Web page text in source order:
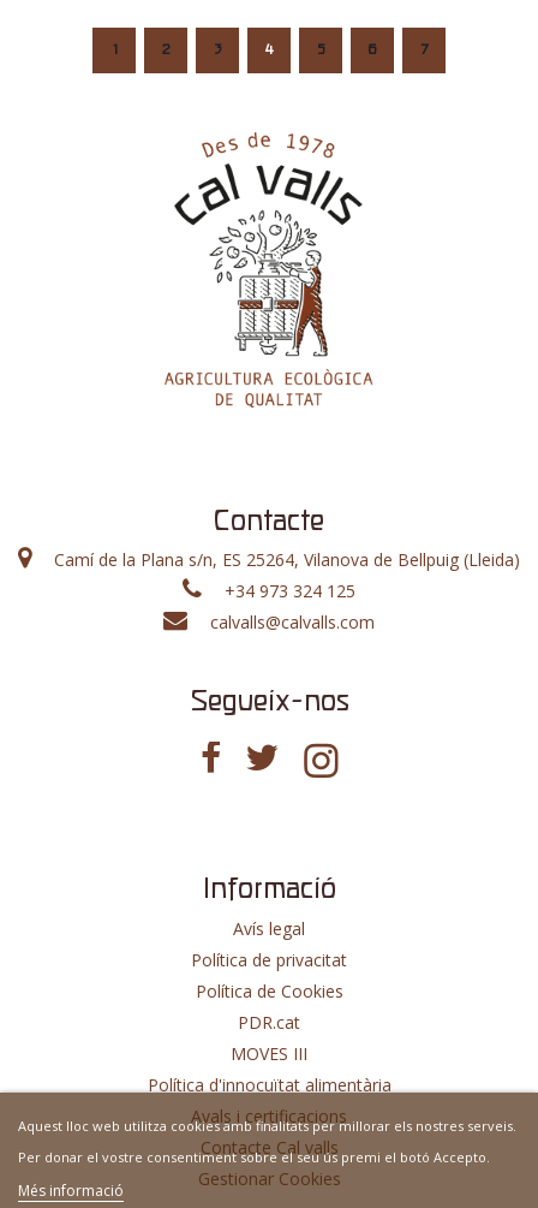
1 2 3 4 5 6 7
Contacte
Camí de la Plana s/n, ES 25264, Vilanova de Bellpuig (Lleida)
+34 973 324 125
calvalls@calvalls.com
Segueix-nos
Informació
Avís legal
Política de privacitat
Política de Cookies
PDR.cat
MOVES III
Política d'innocuïtat alimentària
Avals i certificacions
Contacte Cal valls
Gestionar Cookies
Aquest lloc web utilitza cookies amb finalitats per millorar els nostres serveis.
Per donar el vostre consentiment sobre el seu ús premi el botó Accepto.
Més informació